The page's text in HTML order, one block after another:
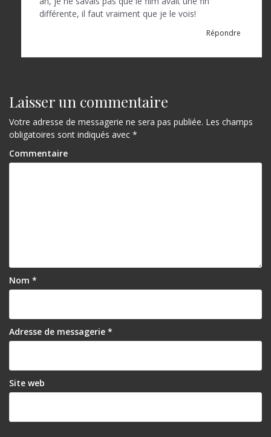
différente, il faut vraiment que je le vois!
Répondre
Laisser un commentaire
Votre adresse de messagerie ne sera pas publiée. Les champs
obligatoires sont indiqués avec *
Commentaire
Nom *
Adresse de messagerie *
Site web